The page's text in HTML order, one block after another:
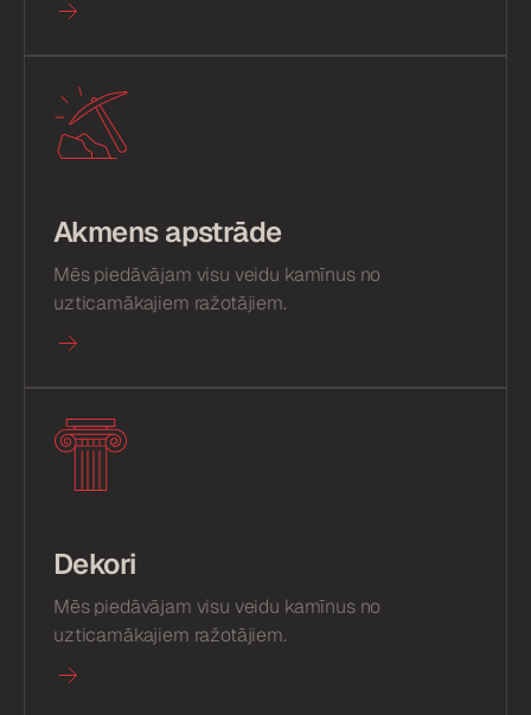
Akmens apstrāde
Mēs piedāvājam visu veidu kamīnus no
uzticamākajiem ražotājiem.
Dekori
Mēs piedāvājam visu veidu kamīnus no
uzticamākajiem ražotājiem.